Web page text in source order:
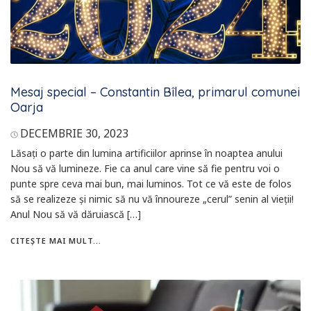
Mesaj special – Constantin Bîlea, primarul comunei
Oarja
DECEMBRIE 30, 2023
Lăsaţi o parte din lumina artificiilor aprinse în noaptea anului
Nou să vă lumineze. Fie ca anul care vine să fie pentru voi o
punte spre ceva mai bun, mai luminos. Tot ce vă este de folos
să se realizeze şi nimic să nu vă înnoureze „cerul” senin al vieţii!
Anul Nou să vă dăruiască […]
CITEȘTE MAI MULT...